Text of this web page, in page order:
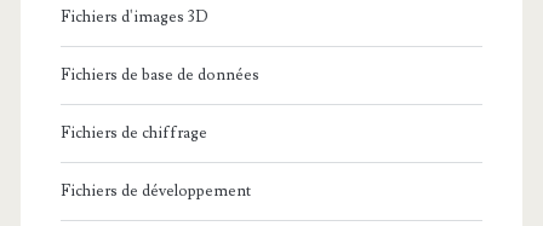
Fichiers d'images 3D
Fichiers de base de données
Fichiers de chiffrage
Fichiers de développement